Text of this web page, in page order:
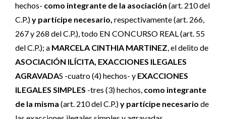
hechos- como integrante de la asociación (art. 210 del
C.P.)y partícipe necesario, respectivamente (art. 266,
267 y 268 del C.P.), todo EN CONCURSO REAL (art. 55
del C.P.); a MARCELA CINTHIA MARTINEZ, el delito de
ASOCIACIÓN ILÍCITA, EXACCIONES ILEGALES
AGRAVADAS -cuatro (4) hechos- y EXACCIONES
ILEGALES SIMPLES -tres (3) hechos, como integrante
de la misma (art. 210 del C.P.)y partícipe necesario de